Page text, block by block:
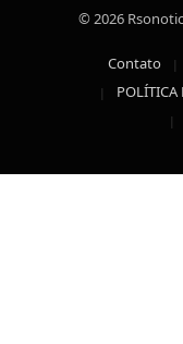
© 2026
Contato
POLÍTICA